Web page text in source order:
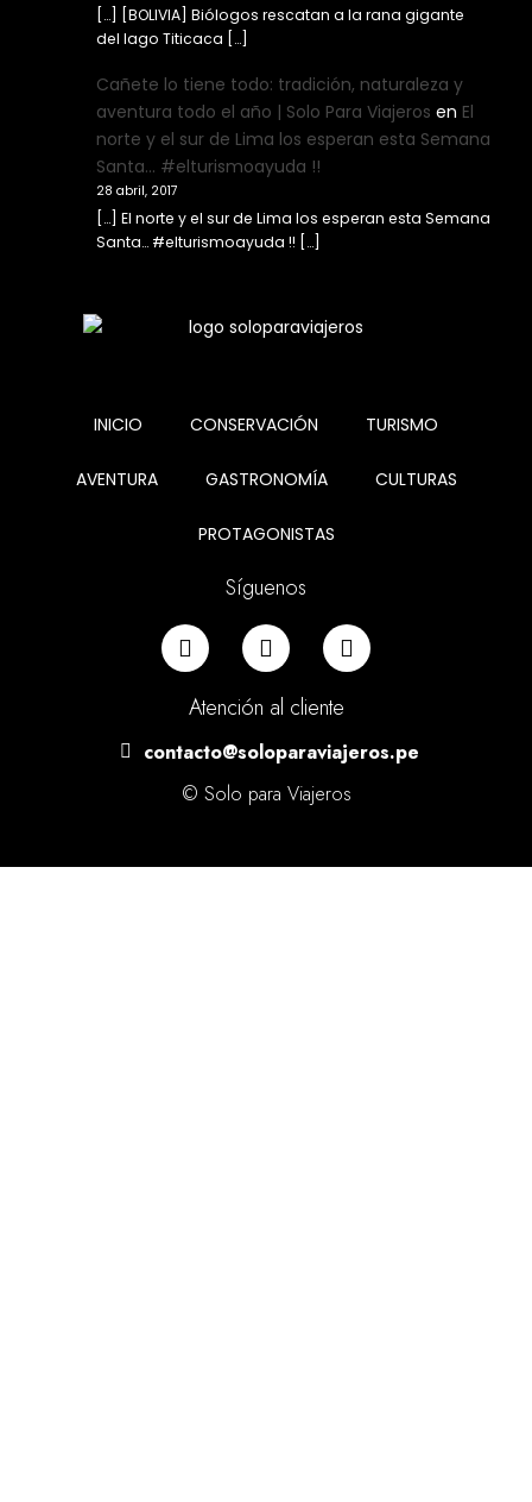
[…] [BOLIVIA] Biólogos rescatan a la rana gigante
del lago Titicaca […]
Cañete lo tiene todo: tradición, naturaleza y
aventura todo el año | Solo Para Viajeros en El
norte y el sur de Lima los esperan esta Semana
Santa… #elturismoayuda !!
28 abril, 2017
[…] El norte y el sur de Lima los esperan esta Semana
Santa… #elturismoayuda !! […]
INICIO CONSERVACIÓN TURISMO
AVENTURA GASTRONOMÍA CULTURAS
PROTAGONISTAS
Síguenos
Atención al cliente
contacto@soloparaviajeros.pe
© Solo para Viajeros